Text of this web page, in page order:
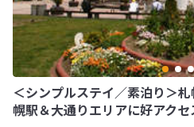
＜シンプルステイ／素泊り＞
幌駅＆大通りエリアに好アク